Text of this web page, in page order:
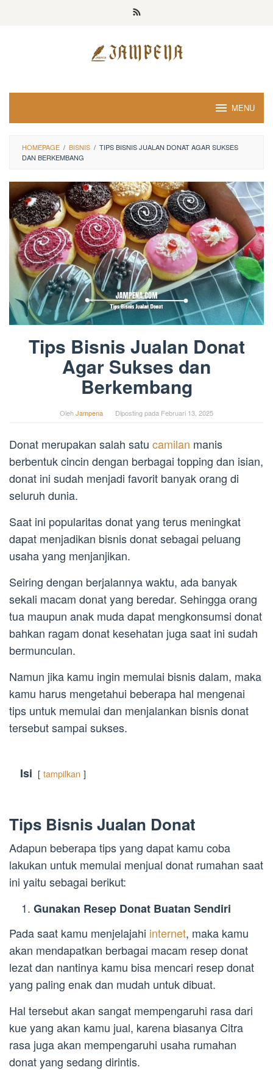
MENU
HOMEPAGE / BISNIS / TIPS BISNIS JUALAN DONAT AGAR SUKSES
DAN BERKEMBANG
Tips Bisnis Jualan Donat
Agar Sukses dan
Berkembang
OlehJampena Diposting pada Februari 13, 2025
Donat merupakan salah satu camilan manis
berbentuk cincin dengan berbagai topping dan isian,
donat ini sudah menjadi favorit banyak orang di
seluruh dunia.
Saat ini popularitas donat yang terus meningkat
dapat menjadikan bisnis donat sebagai peluang
usaha yang menjanjikan.
Seiring dengan berjalannya waktu, ada banyak
sekali macam donat yang beredar. Sehingga orang
tua maupun anak muda dapat mengkonsumsi donat
bahkan ragam donat kesehatan juga saat ini sudah
bermunculan.
Namun jika kamu ingin memulai bisnis dalam, maka
kamu harus mengetahui beberapa hal mengenai
tips untuk memulai dan menjalankan bisnis donat
tersebut sampai sukses.
Isi tampilkan
Tips Bisnis Jualan Donat
Adapun beberapa tips yang dapat kamu coba
lakukan untuk memulai menjual donat rumahan saat
ini yaitu sebagai berikut:
Gunakan Resep Donat Buatan Sendiri
Pada saat kamu menjelajahi internet, maka kamu
akan mendapatkan berbagai macam resep donat
lezat dan nantinya kamu bisa mencari resep donat
yang paling enak dan mudah untuk dibuat.
Hal tersebut akan sangat mempengaruhi rasa dari
kue yang akan kamu jual, karena biasanya Citra
rasa juga akan mempengaruhi usaha rumahan
donat yang sedang dirintis.